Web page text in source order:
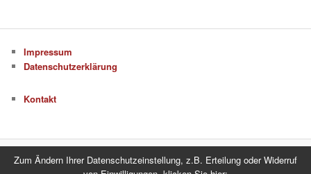
Impressum
Datenschutzerklärung
Kontakt
Datenschutzerklärung Stolz präsentiert von WordPress
Zum Ändern Ihrer Datenschutzeinstellung, z.B. Erteilung oder Widerruf